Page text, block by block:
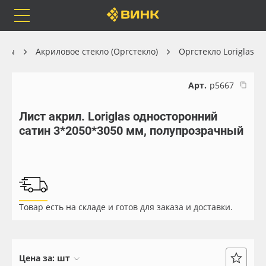
Каталог
Бренды
Доставка
Весь каталог
Самоклеящиеся плёнки
Листовые материалы
Акриловое стекло (Оргстекло) Оргстекло Loriglas
Арт. р5667
Лист акрил. Loriglas односторонний
сатин 3*2050*3050 мм, полупрозрачный
Товар есть на складе и готов для заказа и доставки.
Цена за: шт